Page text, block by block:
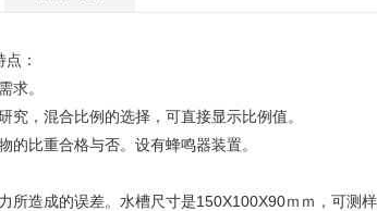
：
求。
究，混合比例的选择，可直接显示比例值。
的比重合格与否。设有蜂鸣器装置。
所造成的误差。水槽尺寸是150X100X90ｍｍ，可测